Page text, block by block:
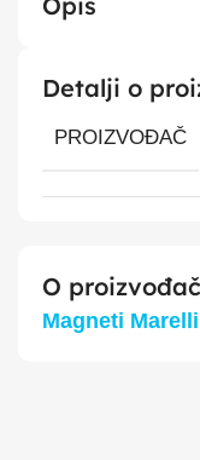
Detalji o
PROIZVOĐAČ
O
Magneti Marelli